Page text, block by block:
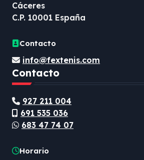
Cáceres
C.P. 10001 España
Contacto
info@fextenis.com
Contacto
927 211 004
691 535 036
683 47 74 07
Horario